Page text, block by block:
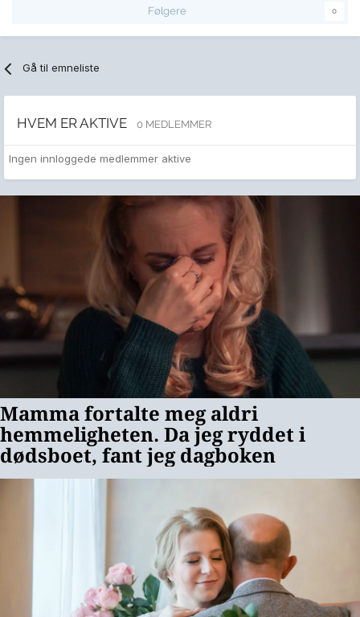
Følgere 0
Gå til emneliste
HVEM ER AKTIVE 0 MEDLEMMER
Ingen innloggede medlemmer aktive